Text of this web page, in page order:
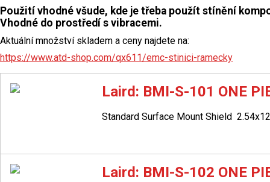
Použití vhodné všude, kde je třeba použít stínění
Vhodné do prostředí s vibracemi.
Aktuální množství skladem a ceny najdete na:
https://www.atd-shop.com/qx611/emc-stinici-ramecky
Laird: BMI-S-101 ONE
Standard Surface Mount Shield
Laird: BMI-S-102 ONE